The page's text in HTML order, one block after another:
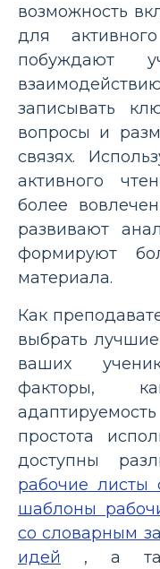
возможность
для
побуждают
записывать
вопросы и
связях.
активного
более
развивают
формируют
материала.
Как
выбрать
ваших
факторы,
простота
доступны
рабочие листы
шаблоны
со словарным
идей , а